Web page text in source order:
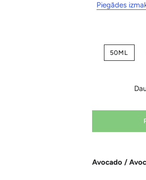
Piegādes
50ML
Avocado /